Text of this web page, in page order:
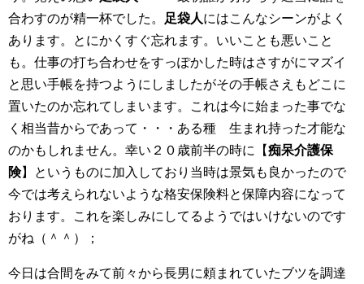
合わすのが精一杯でした。
足袋人にはこんなシーンがよく
あります。とにかくすぐ忘れます。いいことも悪いこと
も。仕事の打ち合わせをすっぽかした時はさすがにマズイ
と思い手帳を持つようにしましたがその手帳さえもどこに
置いたのか忘れてしまいます。これは今に始まった事でな
く相当昔からであって・・・ある種 生まれ持った才能な
のかもしれません。幸い２０歳前半の時に【痴呆介護保
険】というものに加入しており当時は景気も良かったので
今では考えられないような格安保険料と保障内容になって
おります。これを楽しみにしてるようではいけないのです
がね（＾＾）；
今日は合間をみて前々から長男に頼まれていたブツを調達